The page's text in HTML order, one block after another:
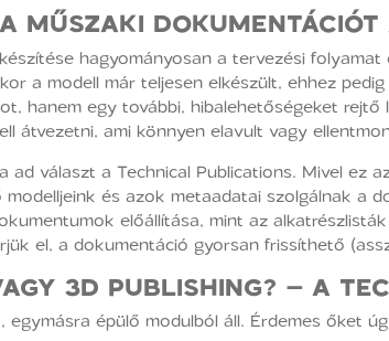
MŰSZAKI
hagyományosan a tervezési
a modell már teljesen elkészült, ehhez
hanem egy további, hibalehetőségeket
átvezetni, ami könnyen elavult vagy
ad választ a Technical Publications. Mivel
és azok metaadatai szolgálnak a
előállítása, mint az
el, a dokumentáció gyorsan frissíthető
3D PUBLISHING? – A
egymásra épülő modulból áll. Érdemes őket